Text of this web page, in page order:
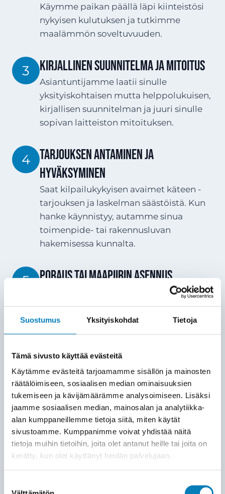
Suostumus Yksityiskohdat Tietoja
Tämä sivusto käyttää evästeitä
Käytämme evästeitä tarjoamamme sisällön ja mainosten
räätälöimiseen, sosiaalisen median ominaisuuksien
tukemiseen ja kävijämäärämme analysoimiseen. Lisäksi
jaamme sosiaalisen median, mainosalan ja analytiikka-
alan kumppaneillemme tietoja siitä, miten käytät
sivustoamme. Kumppanimme voivat yhdistää näitä
tietoja muihin tietoihin, joita olet antanut heille tai joita on
kerätty, kun olet käyttänyt heidän palvelujaan.
Käymme paikan päällä läpi kiinteistösi
nykyisen kulutuksen ja tutkimme
maalämmön soveltuvuuden.
3 Kirjallinen suunnitelma ja mitoitus
Asiantuntijamme laatii sinulle
yksityiskohtaisen mutta helppolukuisen,
kirjallisen suunnitelman ja juuri sinulle
sopivan laitteiston mitoituksen.
4 Tarjouksen antaminen ja
hyväksyminen
Saat kilpailukykyisen avaimet käteen -
tarjouksen ja laskelman säästöistä. Kun
hanke käynnistyy, autamme sinua
toimenpide- tai rakennusluvan
hakemisessa kunnalta.
5 PORAUS TAI MAAPIIRIN ASENNUS
Toteutamme keruujärjestelmän valitun
tavan mukaan: joko poraamalla
energiakaivon tai kaivamalla maapiirin
tontillesi. Käytämme ammattitaitoista
6
TYÖMAAN VALMISTUMINEN JA
KÄYTTÖÖNOTTO
Lämpöpumppu asennetaan ja
kytketään kiinteistön
lämmitysjärjestelmään. Asennus
sisätiloissa vie yleensä 1–2 päivää.